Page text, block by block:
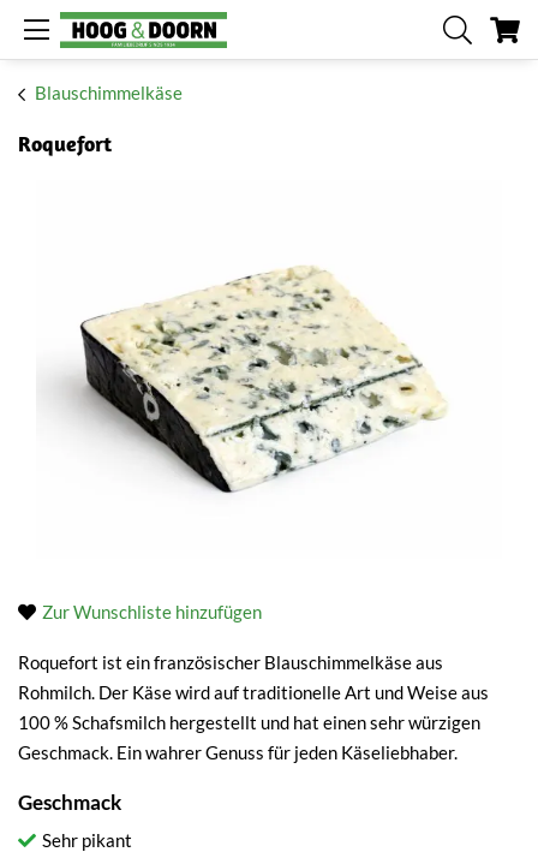
Blauschimmelkäse
Roquefort
Zur Wunschliste hinzufügen
Roquefort ist ein französischer Blauschimmelkäse aus
Rohmilch. Der Käse wird auf traditionelle Art und Weise aus
100 % Schafsmilch hergestellt und hat einen sehr würzigen
Geschmack. Ein wahrer Genuss für jeden Käseliebhaber.
Geschmack
Sehr pikant